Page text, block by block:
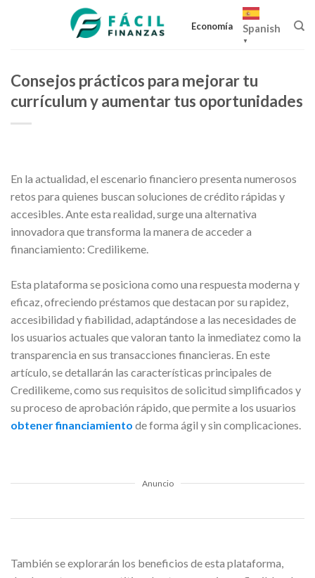
Economía Spanish
▼
Consejos prácticos para mejorar tu
currículum y aumentar tus oportunidades
En la actualidad, el escenario financiero presenta numerosos
retos para quienes buscan soluciones de crédito rápidas y
accesibles. Ante esta realidad, surge una alternativa
innovadora que transforma la manera de acceder a
financiamiento: Credilikeme.
Esta plataforma se posiciona como una respuesta moderna y
eficaz, ofreciendo préstamos que destacan por su rapidez,
accesibilidad y fiabilidad, adaptándose a las necesidades de
los usuarios actuales que valoran tanto la inmediatez como la
transparencia en sus transacciones financieras. En este
artículo, se detallarán las características principales de
Credilikeme, como sus requisitos de solicitud simplificados y
su proceso de aprobación rápido, que permite a los usuarios
obtener financiamiento de forma ágil y sin complicaciones.
Anuncio
También se explorarán los beneficios de esta plataforma,